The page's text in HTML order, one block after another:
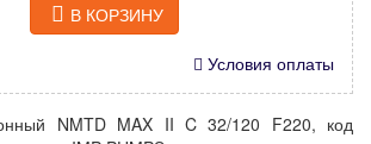
В КОРЗИНУ
Условия оплаты
NMTD MAX II C 32/120 F220, код